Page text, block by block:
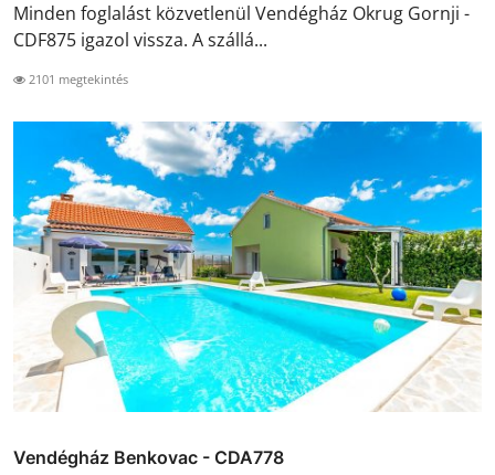
Minden foglalást közvetlenül Vendégház Okrug Gornji -
CDF875 igazol vissza. A szállá...
2101 megtekintés
Vendégház Benkovac - CDA778